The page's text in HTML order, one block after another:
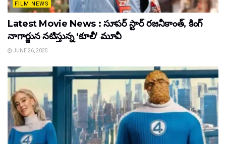
FILM NEWS
Latest Movie News : సూపర్ స్టార్ రజనీకాంత్, కింగ్
నాగార్జున నటిస్తున్న ‘కూలీ’ మూవీ
JUNE 26, 2025